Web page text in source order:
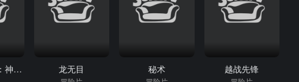
地心历险记2：神秘岛 龙无目 秘术 越战先锋